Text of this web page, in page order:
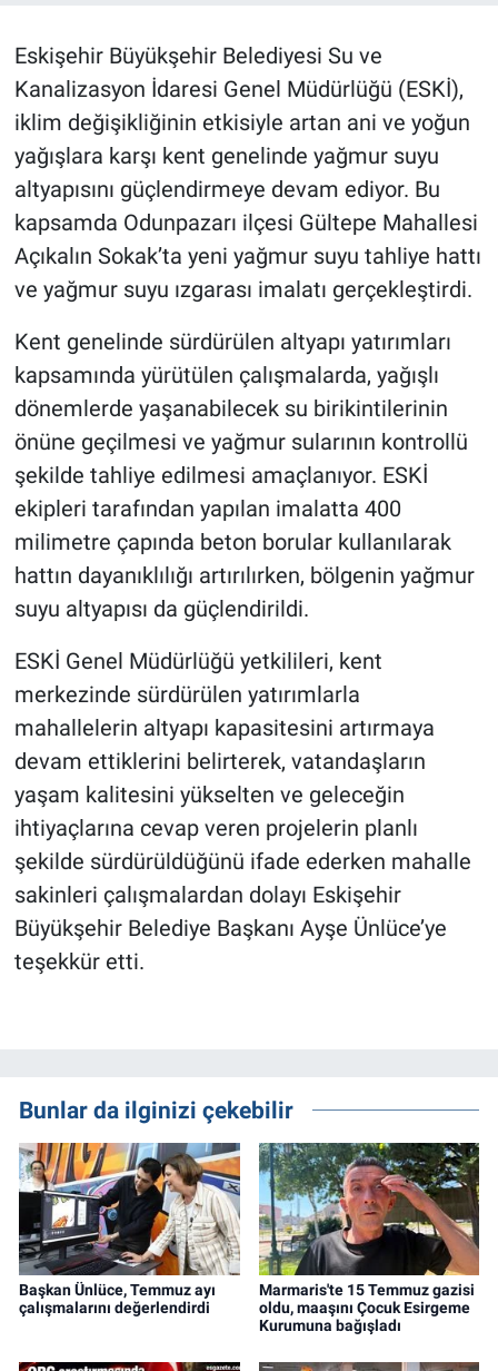
Eskişehir Büyükşehir Belediyesi Su ve
Kanalizasyon İdaresi Genel Müdürlüğü (ESKİ),
iklim değişikliğinin etkisiyle artan ani ve yoğun
yağışlara karşı kent genelinde yağmur suyu
altyapısını güçlendirmeye devam ediyor. Bu
kapsamda Odunpazarı ilçesi Gültepe Mahallesi
Açıkalın Sokak’ta yeni yağmur suyu tahliye hattı
ve yağmur suyu ızgarası imalatı gerçekleştirdi.
Kent genelinde sürdürülen altyapı yatırımları
kapsamında yürütülen çalışmalarda, yağışlı
dönemlerde yaşanabilecek su birikintilerinin
önüne geçilmesi ve yağmur sularının kontrollü
şekilde tahliye edilmesi amaçlanıyor. ESKİ
ekipleri tarafından yapılan imalatta 400
milimetre çapında beton borular kullanılarak
hattın dayanıklılığı artırılırken, bölgenin yağmur
suyu altyapısı da güçlendirildi.
ESKİ Genel Müdürlüğü yetkilileri, kent
merkezinde sürdürülen yatırımlarla
mahallelerin altyapı kapasitesini artırmaya
devam ettiklerini belirterek, vatandaşların
yaşam kalitesini yükselten ve geleceğin
ihtiyaçlarına cevap veren projelerin planlı
şekilde sürdürüldüğünü ifade ederken mahalle
sakinleri çalışmalardan dolayı Eskişehir
Büyükşehir Belediye Başkanı Ayşe Ünlüce’ye
teşekkür etti.
Bunlar da ilginizi çekebilir
Başkan Ünlüce, Temmuz ayı
çalışmalarını değerlendirdi
Marmaris'te 15 Temmuz gazisi
oldu, maaşını Çocuk Esirgeme
Kurumuna bağışladı
Çevre
Yerel
Magazin
Bilim ve Teknoloji